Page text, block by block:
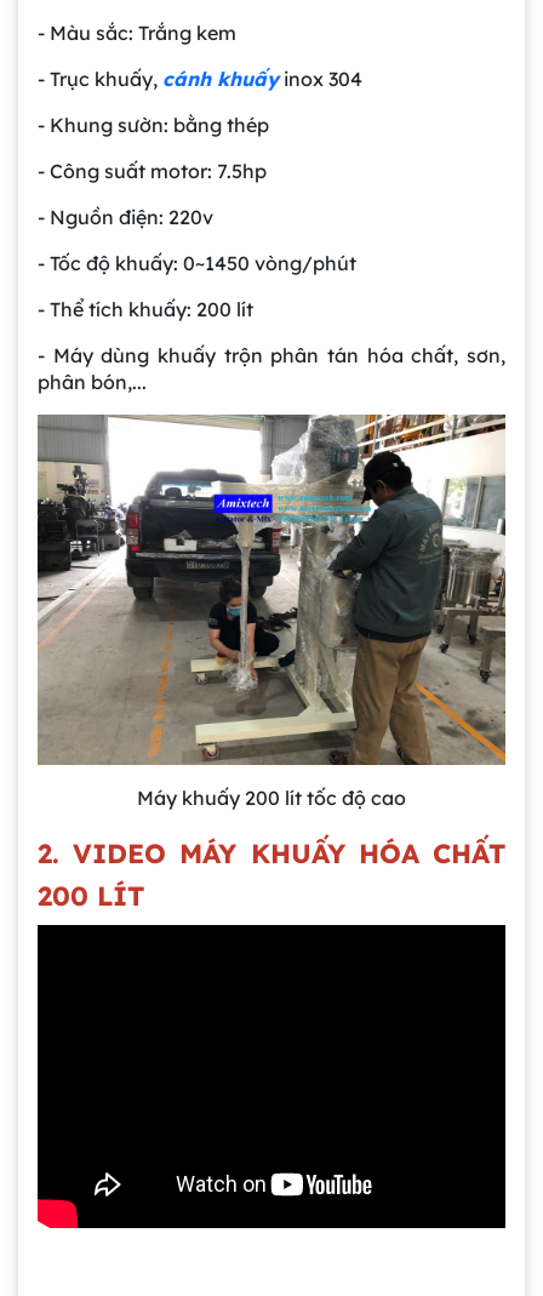
- Màu sắc: Trắng kem
- Trục khuấy, cánh khuấyinox 304
- Khung sườn: bằng thép
- Công suất motor: 7.5hp
- Nguồn điện: 220v
- Tốc độ khuấy: 0~1450 vòng/phút
- Thể tích khuấy: 200 lít
- Máy dùng khuấy trộn phân tán hóa chất, sơn,
phân bón,...
Máy khuấy 200 lít tốc độ cao
2. VIDEO MÁY KHUẤY HÓA CHẤT
200 LÍT
Bồn Khuấy Phụ Gia Sơn - Giải Pháp Tối Ưu